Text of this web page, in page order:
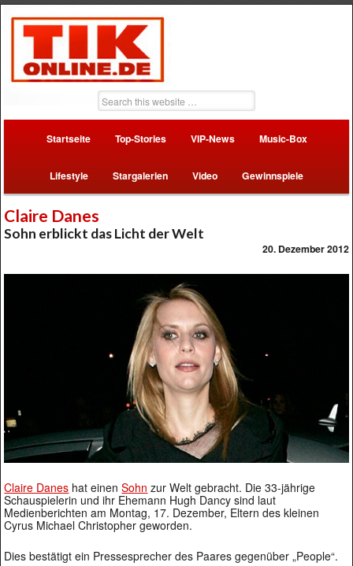
Startseite Top-Stories VIP-News Music-Box
Lifestyle Stargalerien Video Gewinnspiele
Claire Danes
Sohn erblickt das Licht der Welt
20. Dezember 2012
Claire Danes hat einenSohn zur Welt gebracht. Die 33-jährige
Schauspielerin und ihr Ehemann Hugh Dancy sind laut
Medienberichten am Montag, 17. Dezember, Eltern des kleinen
Cyrus Michael Christopher geworden.
Dies bestätigt ein Pressesprecher des Paares gegenüber „People“.